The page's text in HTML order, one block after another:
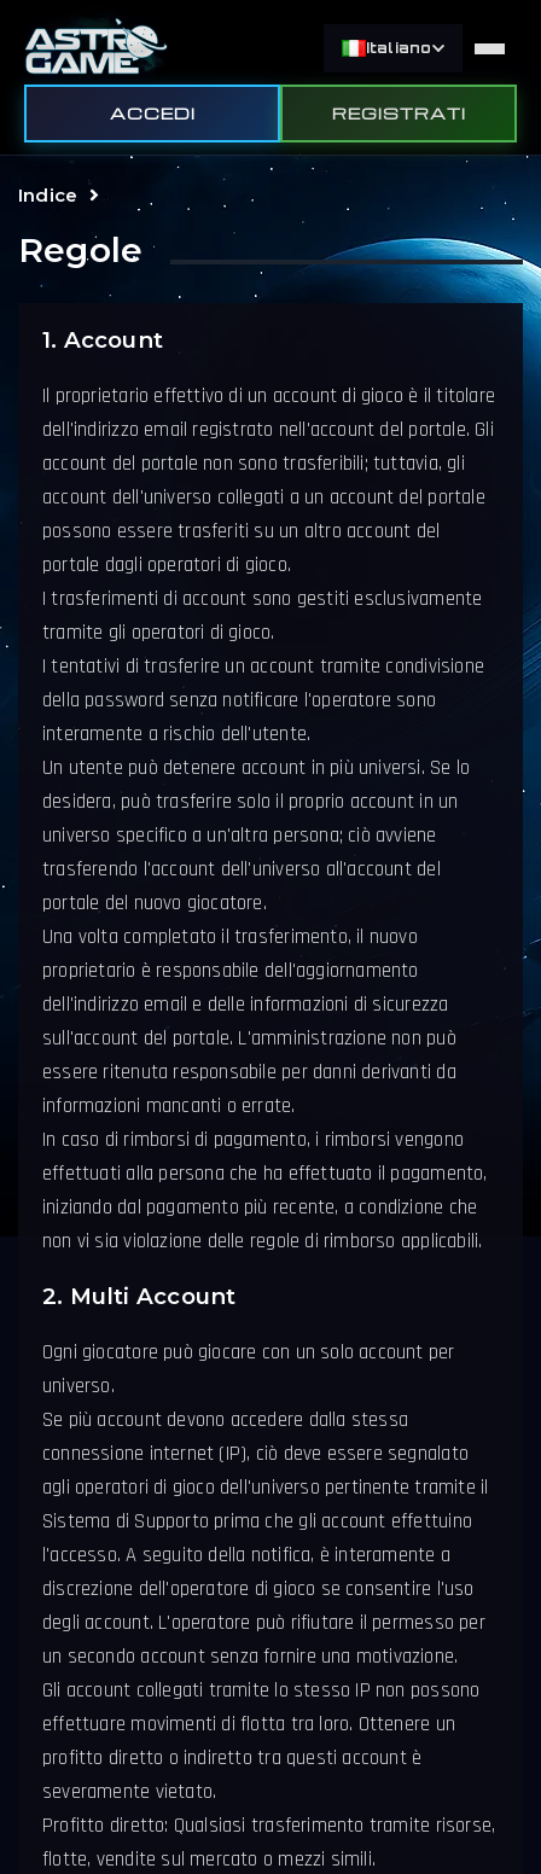
Italiano
ACCEDI REGISTRATI
Indice
Regole
1. Account
Il proprietario effettivo di un account di gioco è il titolare
dell'indirizzo email registrato nell'account del portale. Gli
account del portale non sono trasferibili; tuttavia, gli
account dell'universo collegati a un account del portale
possono essere trasferiti su un altro account del
portale dagli operatori di gioco.
I trasferimenti di account sono gestiti esclusivamente
tramite gli operatori di gioco.
I tentativi di trasferire un account tramite condivisione
della password senza notificare l'operatore sono
interamente a rischio dell'utente.
Un utente può detenere account in più universi. Se lo
desidera, può trasferire solo il proprio account in un
universo specifico a un'altra persona; ciò avviene
trasferendo l'account dell'universo all'account del
portale del nuovo giocatore.
Una volta completato il trasferimento, il nuovo
proprietario è responsabile dell'aggiornamento
dell'indirizzo email e delle informazioni di sicurezza
sull'account del portale. L'amministrazione non può
essere ritenuta responsabile per danni derivanti da
informazioni mancanti o errate.
In caso di rimborsi di pagamento, i rimborsi vengono
effettuati alla persona che ha effettuato il pagamento,
iniziando dal pagamento più recente, a condizione che
non vi sia violazione delle regole di rimborso applicabili.
2. Multi Account
Ogni giocatore può giocare con un solo account per
universo.
Se più account devono accedere dalla stessa
connessione internet (IP), ciò deve essere segnalato
agli operatori di gioco dell'universo pertinente tramite il
Sistema di Supporto prima che gli account effettuino
l'accesso. A seguito della notifica, è interamente a
discrezione dell'operatore di gioco se consentire l'uso
degli account. L'operatore può rifiutare il permesso per
un secondo account senza fornire una motivazione.
Gli account collegati tramite lo stesso IP non possono
effettuare movimenti di flotta tra loro. Ottenere un
profitto diretto o indiretto tra questi account è
severamente vietato.
Profitto diretto: Qualsiasi trasferimento tramite risorse,
flotte, vendite sul mercato o mezzi simili.